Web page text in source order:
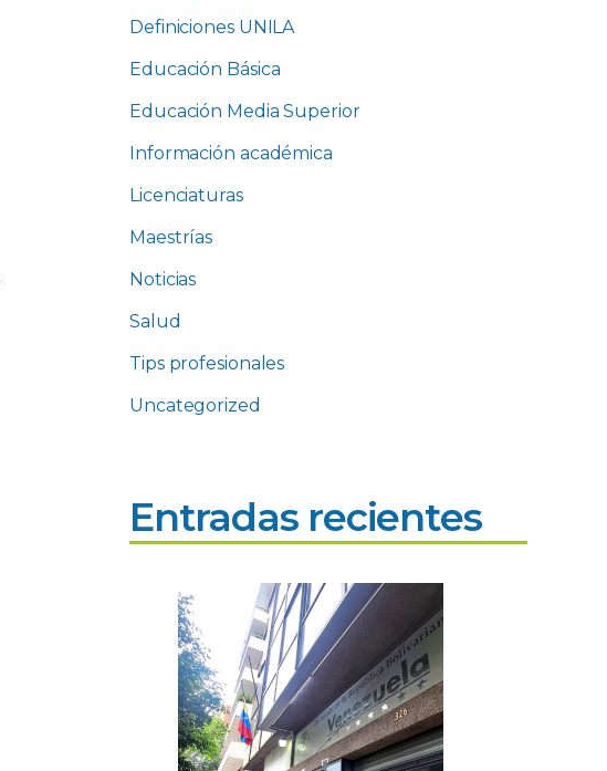
Definiciones UNILA
Educación Básica
Educación Media Superior
Información académica
Licenciaturas
Maestrías
Noticias
Salud
Tips profesionales
Uncategorized
Entradas recientes